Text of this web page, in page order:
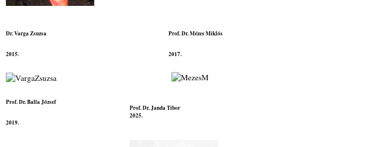
Dr. Varga Zsuzsa
2015.
Prof. Dr. Mézes Miklós
2017.
Prof. Dr. Balla József
2019.
Prof. Dr. Janda Tibor
2025.